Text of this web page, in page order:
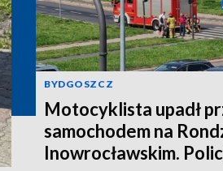
BYDGOSZCZ
Motocyklista upadł
samochodem na
Inowrocławskim.